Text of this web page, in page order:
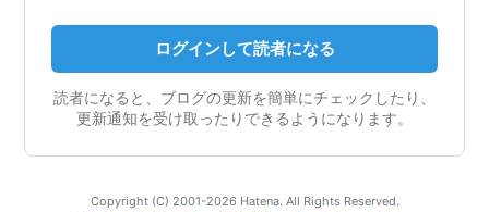
ログインして読者になる
読者になると、ブログの更新を簡単にチェックしたり、
更新通知を受け取ったりできるようになります。
Copyright (C) 2001-2026 Hatena. All Rights Reserved.